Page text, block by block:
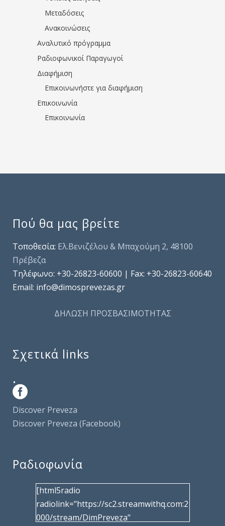
Μεταδόσεις
Ανακοινώσεις
Αναλυτικό πρόγραμμα
Ραδιοφωνικοί Παραγωγοί
Διαφήμιση
Επικοινωνήστε για διαφήμιση
Επικοινωνία
Επικοινωνία
Πού θα μας βρείτε
Τοποθεσία: Ελ.Βενιζέλου & Μπαχούμη 2, 48100
Πρέβεζα
Τηλέφωνo: +30-26823-60600 | Fax: +30-26823-60640
Email: info@dimosprevezas.gr
ΔΗΛΩΣΗ ΠΡΟΣΒΑΣΙΜΟΤΗΤΑΣ
Σχετικά links
.
Discover Preveza
Discover Preveza (Facebook)
Ραδιοφωνία
[html5radio
radiolink="https://sc2.streamwithq.com:2
000/stream/DimPreveza"